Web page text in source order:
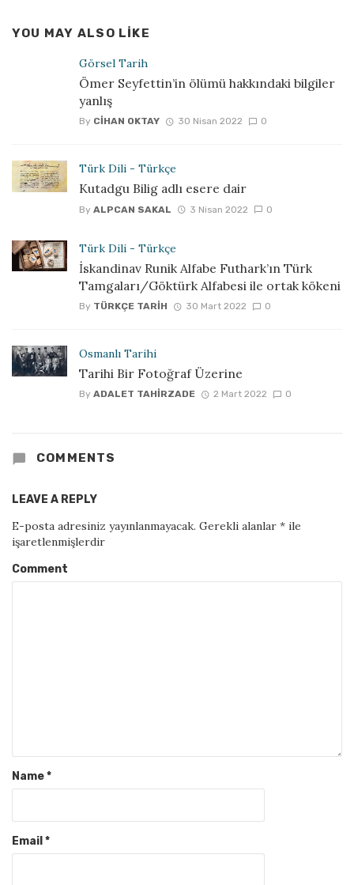
YOU MAY ALSO LIKE
Görsel Tarih
Ömer Seyfettin’in ölümü hakkındaki bilgiler
yanlış
By CIHAN OKTAY 30 Nisan 2022 0
Türk Dili - Türkçe
Kutadgu Bilig adlı esere dair
By ALPCAN SAKAL 3 Nisan 2022 0
Türk Dili - Türkçe
İskandinav Runik Alfabe Futhark’ın Türk
Tamgaları/Göktürk Alfabesi ile ortak kökeni
By TÜRKÇE TARIH 30 Mart 2022 0
Osmanlı Tarihi
Tarihi Bir Fotoğraf Üzerine
By ADALET TAHIRZADE 2 Mart 2022 0
COMMENTS
LEAVE A REPLY
E-posta adresiniz yayınlanmayacak. Gerekli alanlar * ile
işaretlenmişlerdir
Comment
Name*
Email *